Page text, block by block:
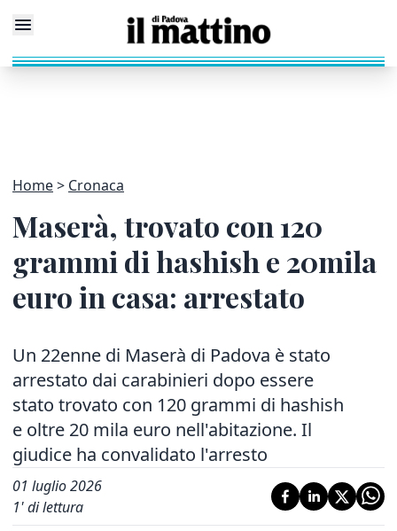
Home Cronaca
Maserà, trovato con 120
grammi di hashish e 20mila
euro in casa: arrestato
Un 22enne di Maserà di Padova è stato
arrestato dai carabinieri dopo essere
stato trovato con 120 grammi di hashish
e oltre 20 mila euro nell'abitazione. Il
giudice ha convalidato l'arresto
01 luglio 2026
1' di lettura